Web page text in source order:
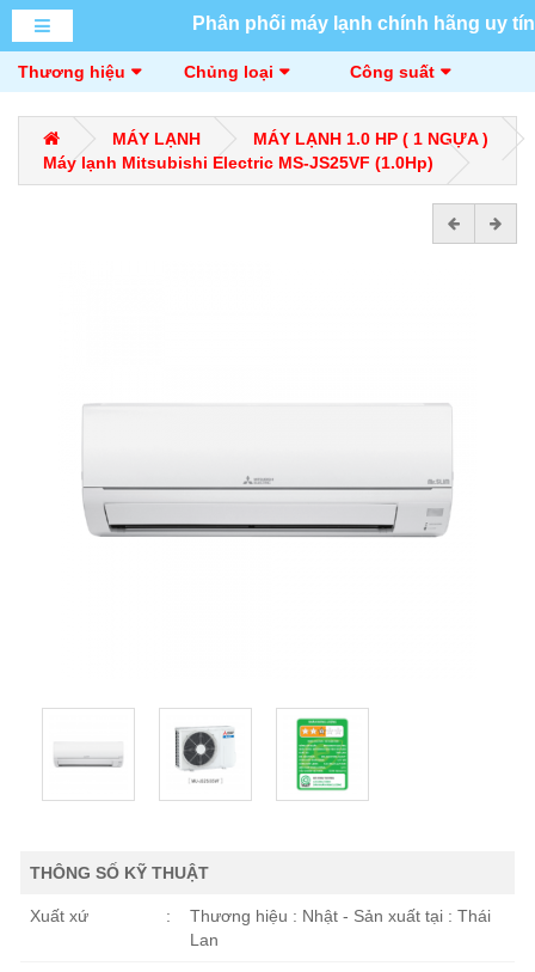
Phân phối máy lạnh chính hãng uy tín
Thương hiệu Chủng loại Công suất
MÁY LẠNH
MÁY LẠNH 1.0 HP ( 1 NGỰA )
Máy lạnh Mitsubishi Electric MS-JS25VF (1.0Hp)
THÔNG SỐ KỸ THUẬT
Xuất xứ :
Thương hiệu : Nhật - Sản xuất tại : Thái
Lan